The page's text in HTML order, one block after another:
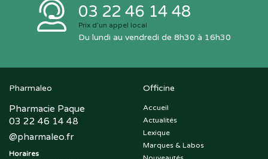
03 22 46 14 48
Prix d’un appel local
Du lundi au vendredi de 8h30 à 16h30
Pharmaleo
Pharmacie Paque
03 22 46 14 48
@pharmaleo.fr
Horaires
Officine
Accueil
Actualités
Lexique
Marques & Labos